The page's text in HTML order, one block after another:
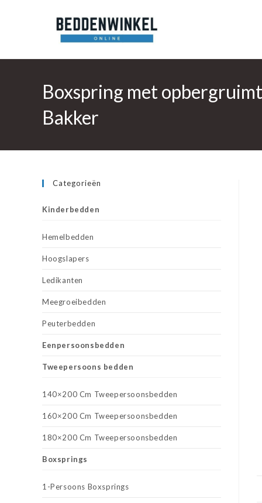
Boxspring met
Bakker
Categorieën
Kinderbedden
Hemelbedden
Hoogslapers
Ledikanten
Meegroeibedden
Peuterbedden
Eenpersoonsbedden
Tweepersoons bedden
140×200 Cm Tweepersoonsbedden
160×200 Cm Tweepersoonsbedden
180×200 Cm Tweepersoonsbedden
Boxsprings
1-Persoons Boxsprings